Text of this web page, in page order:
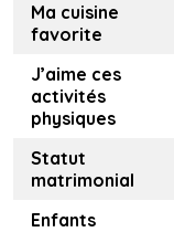
Ma cuisine
favorite
J’aime ces
activités
physiques
Statut
matrimonial
Enfants